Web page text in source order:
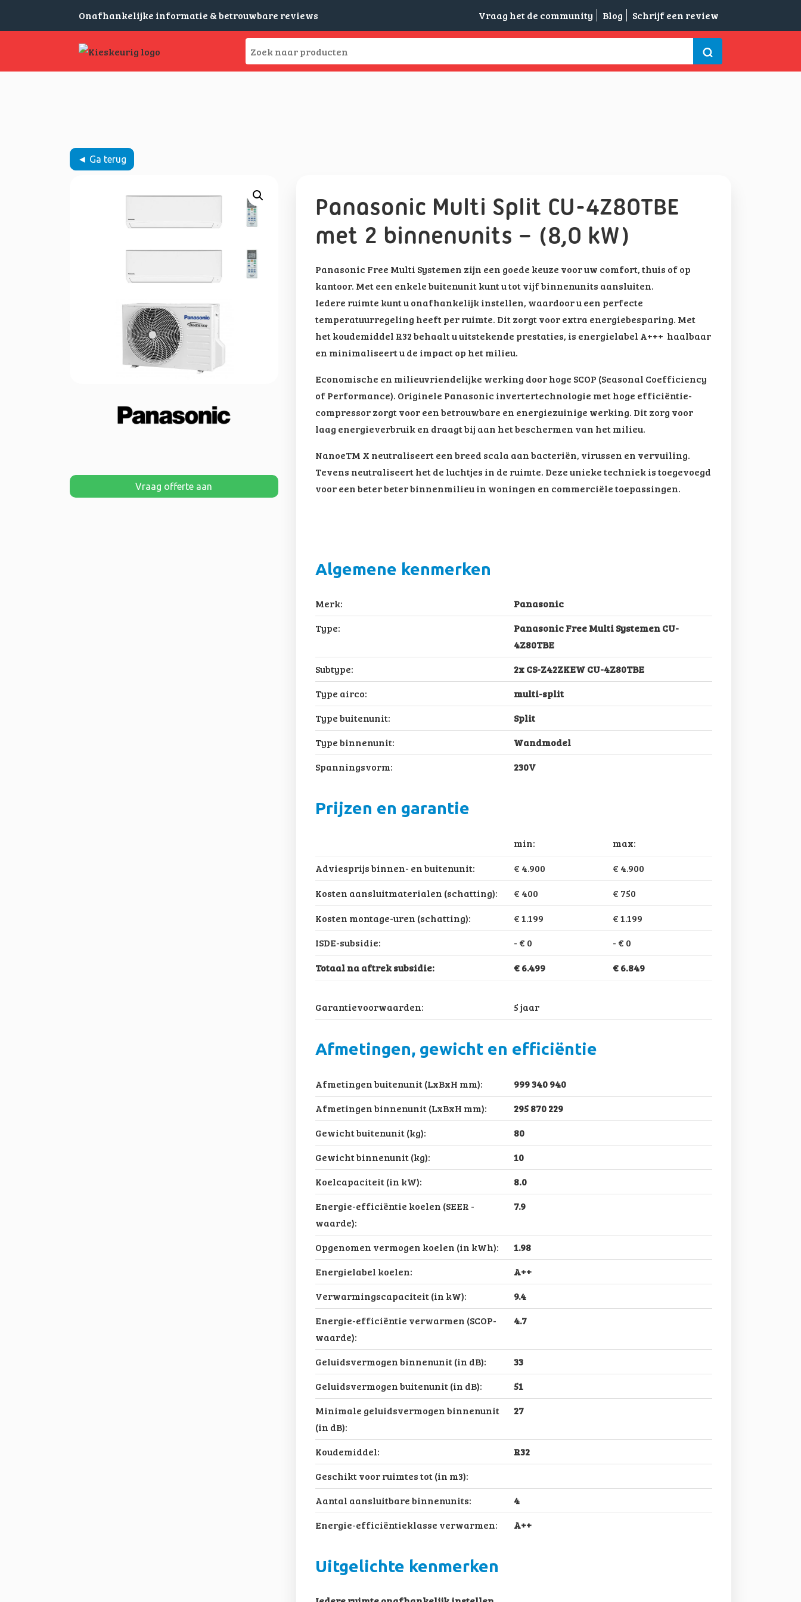
Onafhankelijke informatie & betrouwbare reviews Vraag het de community Blog Schrijf een review
◄ Ga terug
Vraag offerte aan
Panasonic Multi Split CU-4Z80TBE
met 2 binnenunits – (8,0 kW)
Panasonic Free Multi Systemen zijn een goede keuze voor uw comfort, thuis of op
kantoor. Met een enkele buitenunit kunt u tot vijf binnenunits aansluiten.
Iedere ruimte kunt u onafhankelijk instellen, waardoor u een perfecte
temperatuurregeling heeft per ruimte. Dit zorgt voor extra energiebesparing. Met
het koudemiddel R32 behaalt u uitstekende prestaties, is energielabel A+++ haalbaar
en minimaliseert u de impact op het milieu.
Economische en milieuvriendelijke werking door hoge SCOP (Seasonal Coefficiency
of Performance). Originele Panasonic invertertechnologie met hoge efficiëntie-
compressor zorgt voor een betrouwbare en energiezuinige werking. Dit zorg voor
laag energieverbruik en draagt bij aan het beschermen van het milieu.
NanoeTM X neutraliseert een breed scala aan bacteriën, virussen en vervuiling.
Tevens neutraliseert het de luchtjes in de ruimte. Deze unieke techniek is toegevoegd
voor een beter beter binnenmilieu in woningen en commerciële toepassingen.
Algemene kenmerken
Merk:
Panasonic
Type:
Panasonic Free Multi Systemen CU-
4Z80TBE
Subtype:
2x CS-Z42ZKEW CU-4Z80TBE
Type airco:
multi-split
Type buitenunit:
Split
Type binnenunit:
Wandmodel
Spanningsvorm:
230V
Prijzen en garantie
min:
max:
Adviesprijs binnen- en buitenunit:
€ 4.900
€ 4.900
Kosten aansluitmaterialen (schatting):
€ 400
€ 750
Kosten montage-uren (schatting):
€ 1.199
€ 1.199
ISDE-subsidie:
- € 0 - € 0
Totaal na aftrek subsidie:
€ 6.499 € 6.849
Garantievoorwaarden: 5 jaar
Afmetingen, gewicht en efficiëntie
Afmetingen buitenunit (LxBxH mm):
999 340 940
Afmetingen binnenunit (LxBxH mm):
295 870 229
Gewicht buitenunit (kg):
80
Gewicht binnenunit (kg):
10
Koelcapaciteit (in kW):
8.0
Energie-efficiëntie koelen (SEER -
waarde):
7.9
Opgenomen vermogen koelen (in kWh):
1.98
Energielabel koelen:
A++
Verwarmingscapaciteit (in kW):
9.4
Energie-efficiëntie verwarmen (SCOP-
waarde):
4.7
Geluidsvermogen binnenunit (in dB):
33
Geluidsvermogen buitenunit (in dB):
51
Minimale geluidsvermogen binnenunit
(in dB):
27
Koudemiddel:
R32
Geschikt voor ruimtes tot (in m3):
Aantal aansluitbare binnenunits:
4
Energie-efficiëntieklasse verwarmen:
A++
Uitgelichte kenmerken